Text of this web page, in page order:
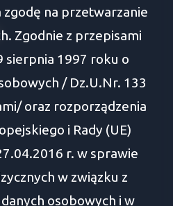
zgodę na przetwarzanie
Zgodnie z przepisami
sierpnia 1997 roku o
/ Dz.U.Nr. 133
oraz rozporządzenia
i Rady (UE)
r. w sprawie
w związku z
osobowych i w